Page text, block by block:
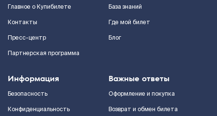
Главное о Купибилете
Контакты
Пресс-центр
Партнерская программа
База знаний
Где мой билет
Блог
Информация
Безопасность
Конфиденциальность
Важные ответы
Оформление и покупка
Возврат и обмен билета